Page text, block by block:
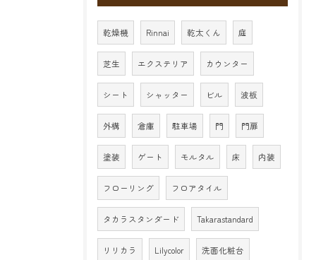
乾燥機 Rinnai 乾太くん 庭
芝生 エクステリア カウンター
シート シャッター ビル 波板
外構 倉庫 駐車場 門 門扉
塗装 ゲート モルタル 床 内装
フローリング フロアタイル
タカラスタンダード Takarastandard
リリカラ Lilycolor 洗面化粧台